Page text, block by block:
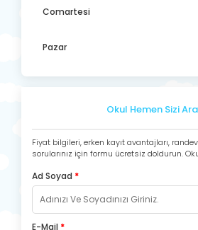
Comartesi
Pazar
Okul Hemen Sizi
Fiyat bilgileri, erken kayıt avantajları,
sorularınız için formu ücretsiz doldurun.
Ad Soyad *
E-Mail *